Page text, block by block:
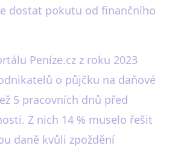
dostat pokutu od finančního
Peníze.cz z roku 2023
o půjčku na daňové
5 pracovních dnů před
Z nich 14 % muselo řešit
daně kvůli zpoždění